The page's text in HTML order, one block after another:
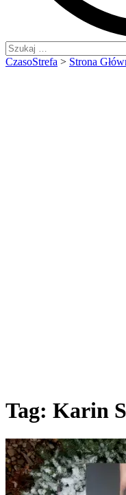
Szukaj:
CzasoStrefa > Strona
Tag: Karin